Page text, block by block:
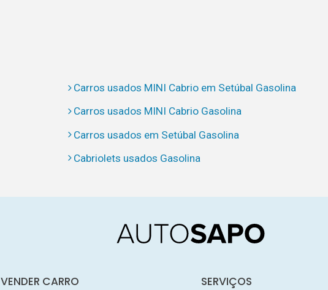
Carros usados MINI Cabrio em Setúbal Gasolina
Carros usados MINI Cabrio Gasolina
Carros usados em Setúbal Gasolina
Cabriolets usados Gasolina
VENDER CARRO SERVIÇOS